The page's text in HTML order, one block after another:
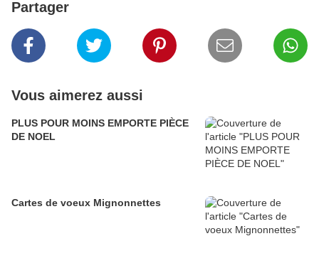
Partager
Vous aimerez aussi
PLUS POUR MOINS EMPORTE PIÈCE
DE NOEL
Cartes de voeux Mignonnettes